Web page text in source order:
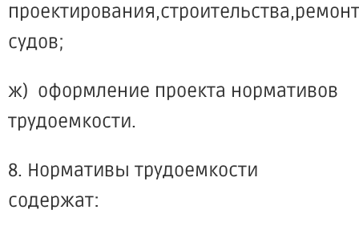
судов;
ж) оформление проекта нормативов
трудоемкости.
8. Нормативы трудоемкости
содержат: